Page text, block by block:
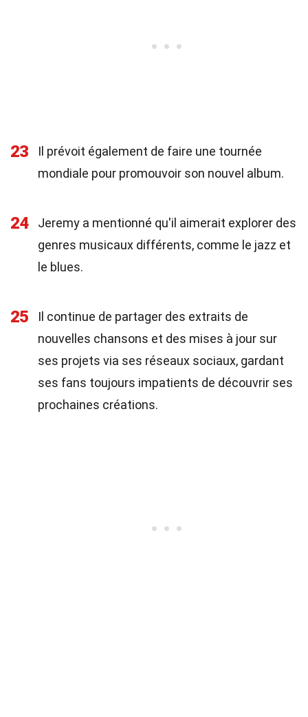
23
Il prévoit également de faire une tournée
mondiale pour promouvoir son nouvel album.
24
Jeremy a mentionné qu'il aimerait explorer des
genres musicaux différents, comme le jazz et
le blues.
25
Il continue de partager des extraits de
nouvelles chansons et des mises à jour sur
ses projets via ses réseaux sociaux, gardant
ses fans toujours impatients de découvrir ses
prochaines créations.